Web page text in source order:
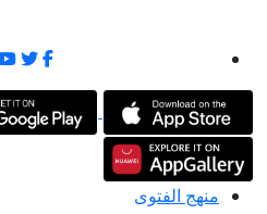
منهج الفتوى